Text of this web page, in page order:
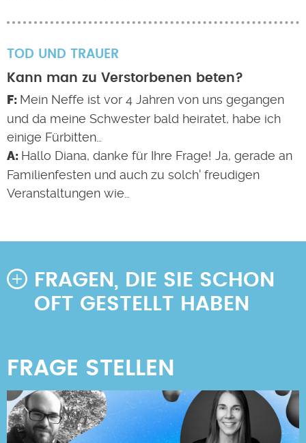
TOD UND TRAUER
Kann man zu Verstorbenen beten?
Mein Neffe ist vor 4 Jahren von uns gegangen
und da meine Schwester bald heiratet, habe ich
einige Fürbitten…
Hallo Diana, danke für Ihre Frage! Ja, gerade an
Familienfesten und auch zu solch' freudigen
Veranstaltungen wie…
FRAGEN, DIE SIE SCHON
OFT GESTELLT HABEN